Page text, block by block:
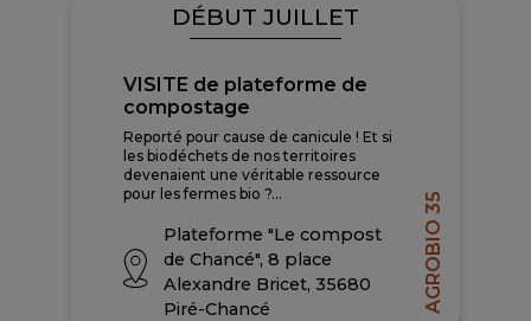
DÉBUT JUILLET
VISITE de plateforme de
compostage
Reporté pour cause de canicule ! Et si
les biodéchets de nos territoires
devenaient une véritable ressource
pour les fermes bio ?...
Plateforme "Le compost
de Chancé", 8 place
Alexandre Bricet, 35680
Piré-Chancé
AGROBIO 35